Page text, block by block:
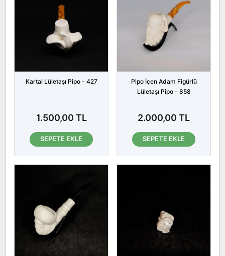
Kartal Lületaşı Pipo - 427
1.500,00 TL
SEPETE EKLE
Pipo İçen Adam Figürlü
Lületaşı Pipo - 858
2.000,00 TL
SEPETE EKLE